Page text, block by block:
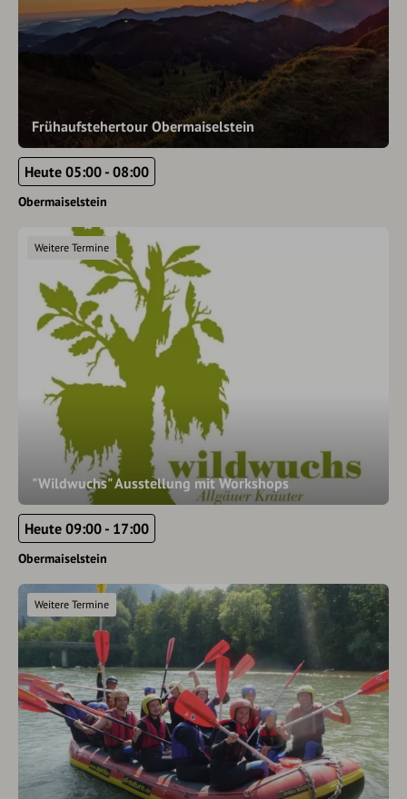
Frühaufstehertour Obermaiselstein
Heute 05:00 - 08:00
Obermaiselstein
"Wildwuchs" Ausstellung mit Workshops
Weitere Termine
Heute 09:00 - 17:00
Obermaiselstein
Weitere Termine